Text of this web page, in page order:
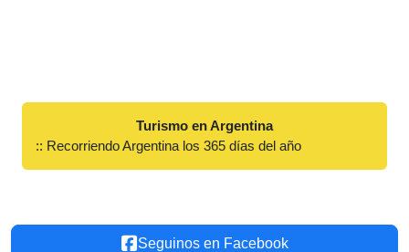
Turismo en Argentina
:: Recorriendo Argentina los 365 días del año
Seguinos en Facebook